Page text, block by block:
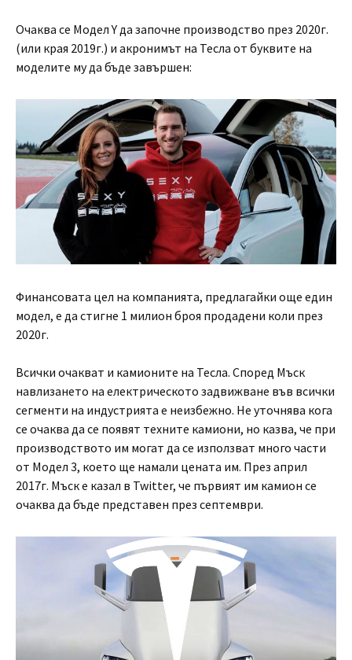
Очаква се Модел Y да започне производство през 2020г.
(или края 2019г.) и акронимът на Тесла от буквите на
моделите му да бъде завършен:
Финансовата цел на компанията, предлагайки още един
модел, е да стигне 1 милион броя продадени коли през
2020г.
Всички очакват и камионите на Тесла. Според Мъск
навлизането на електрическото задвижване във всички
сегменти на индустрията е неизбежно. Не уточнява кога
се очаква да се появят техните камиони, но казва, че при
производството им могат да се използват много части
от Модел 3, което ще намали цената им. През април
2017г. Мъск е казал в Twitter, че първият им камион се
очаква да бъде представен през септември.